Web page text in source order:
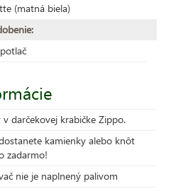
(matná biela)
potlač
darčekovej krabičke Zippo.
kamienky alebo knôt
zadarmo!
nie je naplnený palivom